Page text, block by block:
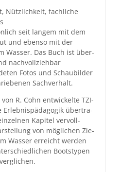
Nüt­zlichkeit, fach­liche
seit langem mit dem
und eben­so mit der
Wass­er. Das Buch ist über­
nachvol­lziehbar
Fotos und Schaubilder
Sachverhalt.
R. Cohn entwick­elte TZI-
Erleb­nis­päd­a­gogik über­tra­
Kapi­tel ver­voll­
von möglichen Zie­
Wass­er erre­icht wer­den
Boot­stypen